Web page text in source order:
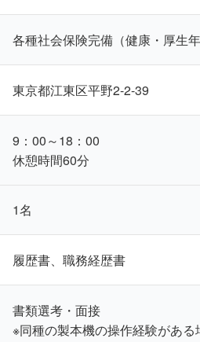
各種社会保険完備（健康・厚生
東京都江東区平野2-2-39
9：00～18：00
休憩時間60分
1名
履歴書、職務経歴書
書類選考・面接
※同種の製本機の操作経験がある